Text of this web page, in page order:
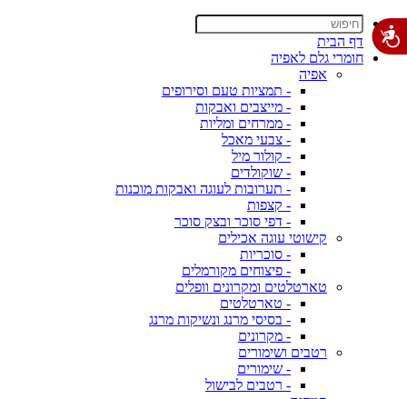
דף הבית
חומרי גלם לאפיה
אפיה
- תמציות טעם וסירופים
- מייצבים ואבקות
- ממרחים ומליות
- צבעי מאכל
- קולור מיל
- שוקולדים
- תערובות לעוגה ואבקות מוכנות
- קצפות
- דפי סוכר ובצק סוכר
קישוטי עוגה אכילים
- סוכריות
- פיצוחים מקורמלים
טארטלטים ומקרונים וופלים
- טארטלטים
- בסיסי מרנג ונשיקות מרנג
- מקרונים
רטבים ושימורים
- שימורים
- רטבים לבישול